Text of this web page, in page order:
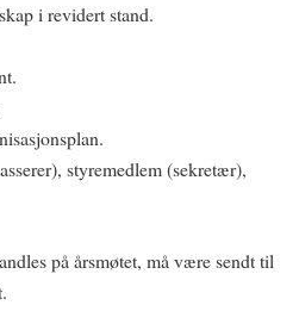
i revidert stand.
styremedlem (sekretær),
på årsmøtet, må være sendt til